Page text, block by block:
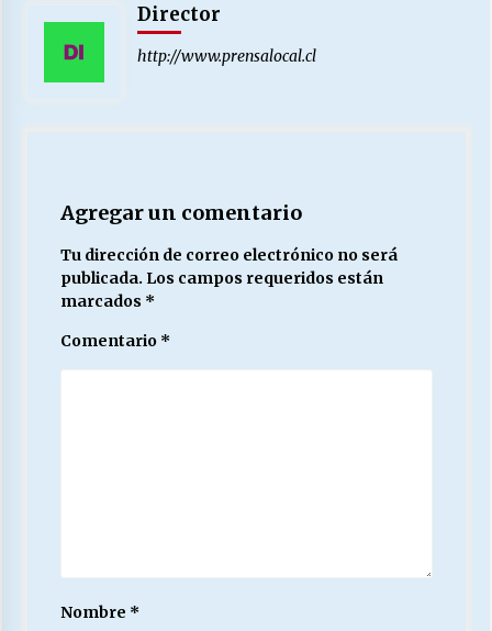
Director
http://www.prensalocal.cl
Agregar un comentario
Tu dirección de correo electrónico no será
publicada. Los campos requeridos están
marcados *
Comentario *
Nombre *